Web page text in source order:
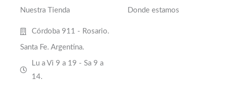
Nuestra Tienda
Córdoba 911 - Rosario.
Santa Fe. Argentina.
Lu a Vi 9 a 19 - Sa 9 a
14.
Donde estamos